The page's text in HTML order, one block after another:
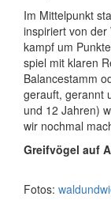
Im Mittel­punkt
inspiriert von
kampf um
spiel mit klaren
Balance­stamm
gerauft, gerannt
und 12 Jahren)
wir nochmal
Greifvögel auf
Fotos: